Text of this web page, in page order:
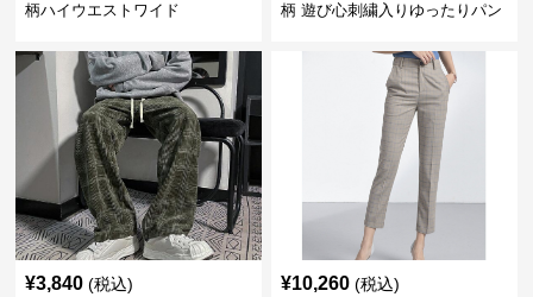
柄ハイウエストワイド
柄 遊び心刺繍入りゆったりパン
¥3,840 (税込) ¥10,260 (税込)